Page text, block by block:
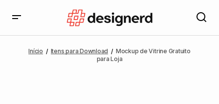
Início Itens para Download
Mockup de Vitrine Gratuito
para Loja